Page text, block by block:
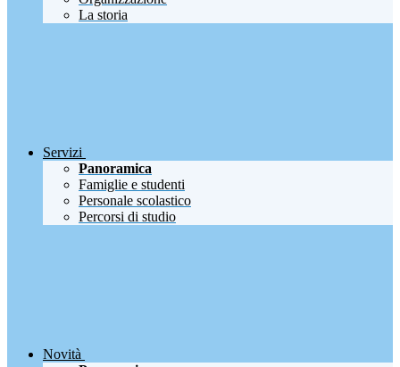
La storia
Servizi
Panoramica
Famiglie e studenti
Personale scolastico
Percorsi di studio
Novità